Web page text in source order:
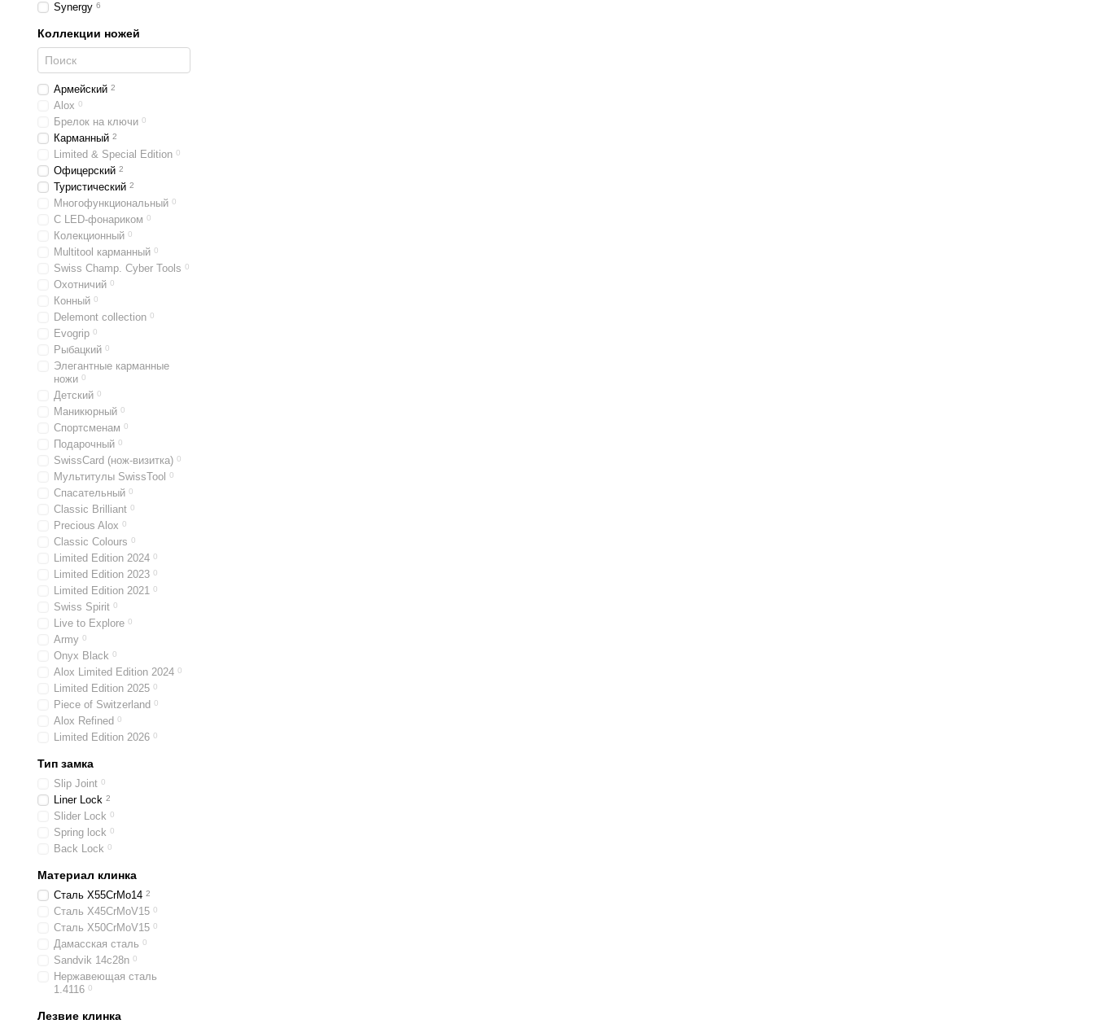
Synergy 6
Коллекции ножей
Армейский 2
Alox 0
Брелок на ключи 0
Карманный 2
Limited & Special Edition 0
Офицерский 2
Туристический 2
Многофункциональный 0
С LED-фонариком 0
Колекционный 0
Multitool карманный 0
Swiss Champ. Cyber Tools 0
Охотничий 0
Конный 0
Delemont collection 0
Evogrip 0
Рыбацкий 0
Элегантные карманные
ножи 0
Детский 0
Маникюрный 0
Спортсменам 0
Подарочный 0
SwissCard (нож-визитка) 0
Мультитулы SwissTool 0
Спасательный 0
Classic Brilliant 0
Precious Alox 0
Classic Colours 0
Limited Edition 2024 0
Limited Edition 2023 0
Limited Edition 2021 0
Swiss Spirit 0
Live to Explore 0
Army 0
Onyx Black 0
Alox Limited Edition 2024 0
Limited Edition 2025 0
Piece of Switzerland 0
Alox Refined 0
Limited Edition 2026 0
Тип замка
Slip Joint 0
Liner Lock 2
Slider Lock 0
Spring lock 0
Back Lock 0
Материал клинка
Сталь X55CrMo14 2
Сталь X45CrMoV15 0
Сталь X50CrMoV15 0
Дамасская сталь 0
Sandvik 14c28n 0
Нержавеющая сталь
1.4116 0
Лезвие клинка